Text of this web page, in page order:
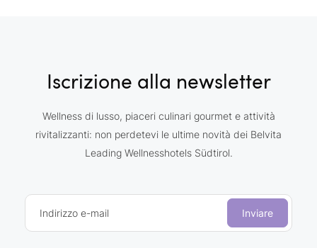
Iscrizione alla newsletter
Wellness di lusso, piaceri culinari gourmet e attività
rivitalizzanti: non perdetevi le ultime novità dei Belvita
Leading Wellnesshotels Südtirol.
Indirizzo e-mail Inviare